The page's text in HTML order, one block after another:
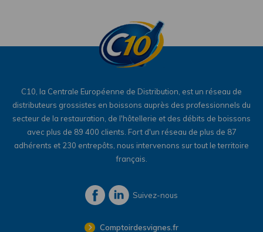
C10, la Centrale Européenne de Distribution, est un réseau de
distributeurs grossistes en boissons auprès des professionnels du
secteur de la restauration, de l'hôtellerie et des débits de boissons
avec plus de 89 400 clients. Fort d'un réseau de plus de 87
adhérents et 230 entrepôts, nous intervenons sur tout le territoire
français.
Suivez-nous
Comptoirdesvignes.fr